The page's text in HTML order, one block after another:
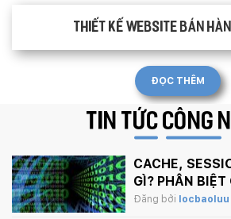
Thiết kế website bán
ĐỌC THÊM
TIN TỨCCÔNG
CACHE,
GÌ? PHÂN
VÀ COOKIE
Đăng bởi locbaoluu